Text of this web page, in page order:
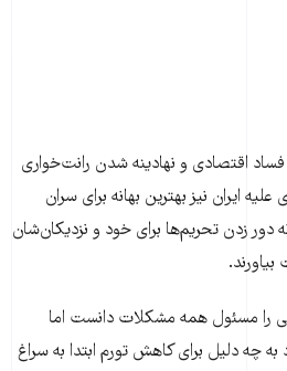
اقتصادی و نهادینه شدن رانت‌خواری
ایران نیز بهترین بهانه برای سران
دور زدن تحریم‌ها برای خود و نزدیکان‌شان
را مسئول همه مشکلات دانست اما
چه دلیل برای کاهش تورم ابتدا به سراغ